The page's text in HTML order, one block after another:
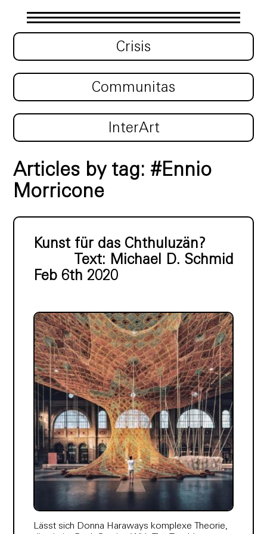
Crisis
Communitas
InterArt
Articles by tag: #Ennio
Morricone
Kunst für das Chthuluzän?
Text: Michael D. Schmid
Feb 6th 2020
Lässt sich Donna Haraways komplexe Theorie,